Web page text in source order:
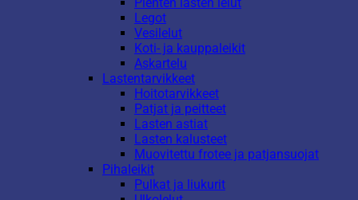
Legot
Vesilelut
Koti- ja kauppaleikit
Askartelu
Lastentarvikkeet
Hoitotarvikkeet
Patjat ja peitteet
Lasten astiat
Lasten kalusteet
Muovitettu frotee ja patjansuojat
Pihaleikit
Pulkat ja liukurit